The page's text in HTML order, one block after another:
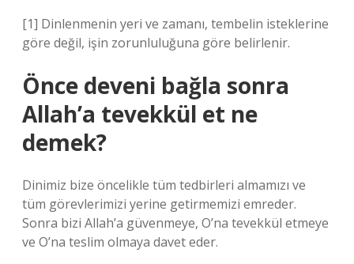
[1] Dinlenmenin yeri ve zamanı, tembelin isteklerine
göre değil, işin zorunluluğuna göre belirlenir.
Önce deveni bağla sonra
Allah’a tevekkül et ne
demek?
Dinimiz bize öncelikle tüm tedbirleri almamızı ve
tüm görevlerimizi yerine getirmemizi emreder.
Sonra bizi Allah’a güvenmeye, O’na tevekkül etmeye
ve O’na teslim olmaya davet eder.